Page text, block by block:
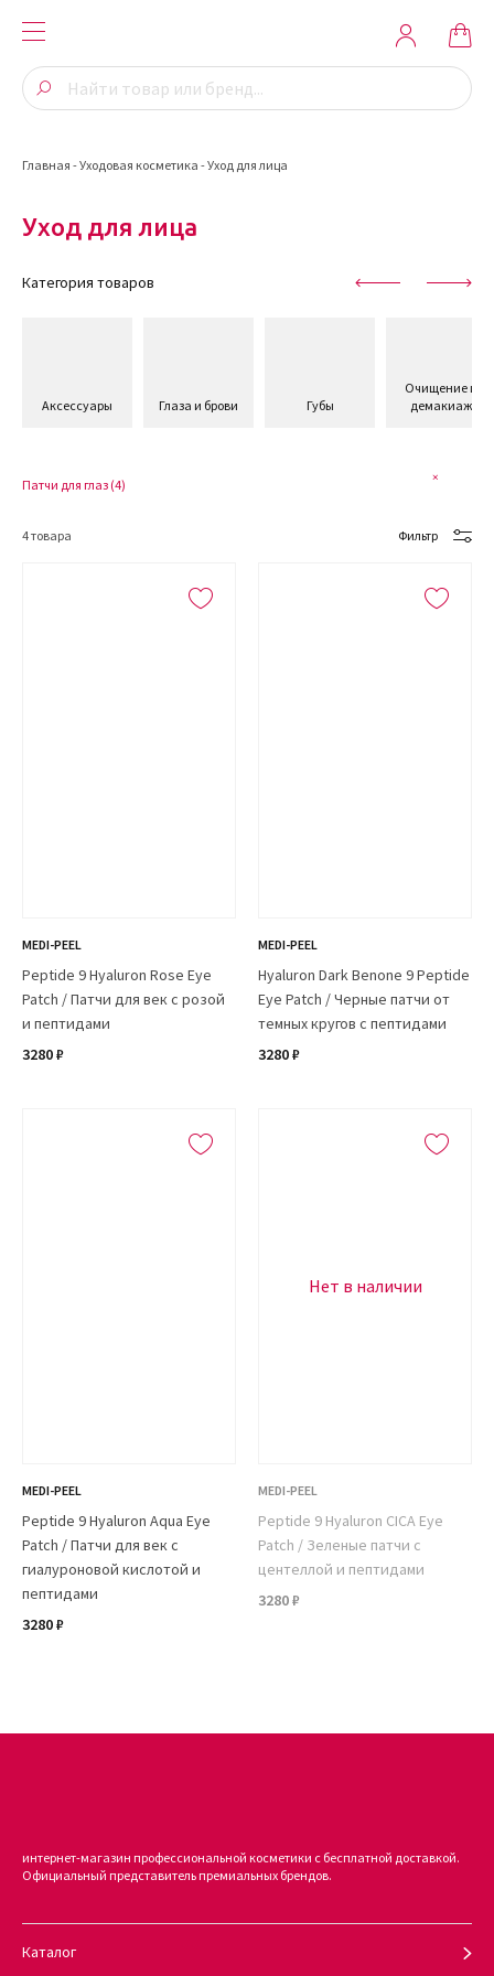
Главная -Уходовая косметика -Уход для лица
Уход для лица
Категория товаров
Аксессуары Глаза и брови Губы
Очищение и
демакиаж
Патчи для глаз (4)
4товара Фильтр
MEDI-PEEL
Peptide 9 Hyaluron Rose Eye
Patch / Патчи для век с розой
и пептидами
3280 ₽
MEDI-PEEL
Hyaluron Dark Benone 9 Peptide
Eye Patch / Черные патчи от
темных кругов с пептидами
3280 ₽
MEDI-PEEL
Peptide 9 Hyaluron Aqua Eye
Patch / Патчи для век с
гиалуроновой кислотой и
пептидами
3280 ₽
Нет в наличии
MEDI-PEEL
Peptide 9 Hyaluron CICA Eye
Patch / Зеленые патчи с
центеллой и пептидами
3280 ₽
интернет-магазин профессиональной косметики с бесплатной доставкой.
Официальный представитель премиальных брендов.
Каталог